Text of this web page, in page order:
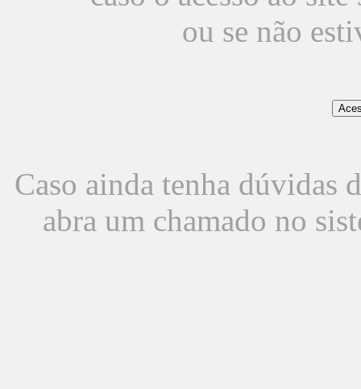
ou se não
Caso ainda tenha dúvidas
abra um chamado no